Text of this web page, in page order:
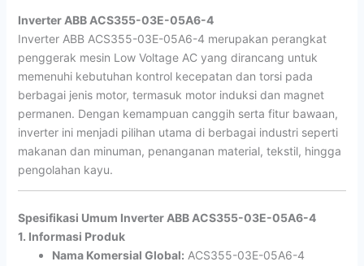
Inverter ABB ACS355-03E-05A6-4
Inverter ABB ACS355-03E-05A6-4 merupakan perangkat
penggerak mesin Low Voltage AC yang dirancang untuk
memenuhi kebutuhan kontrol kecepatan dan torsi pada
berbagai jenis motor, termasuk motor induksi dan magnet
permanen. Dengan kemampuan canggih serta fitur bawaan,
inverter ini menjadi pilihan utama di berbagai industri seperti
makanan dan minuman, penanganan material, tekstil, hingga
pengolahan kayu.
Spesifikasi Umum Inverter ABB ACS355-03E-05A6-4
1. Informasi Produk
Nama Komersial Global: ACS355-03E-05A6-4